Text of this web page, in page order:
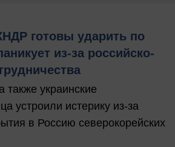
готовы ударить по
из-за российско-
украинские
устроили истерику из-за
в Россию северокорейских